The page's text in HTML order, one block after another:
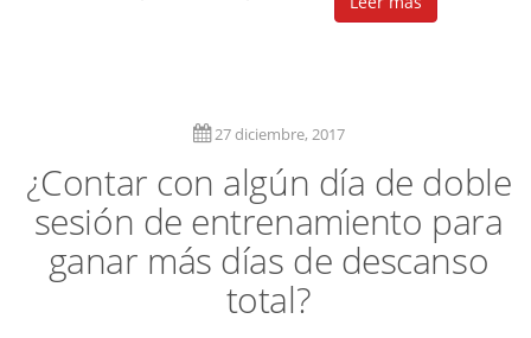
27 diciembre, 2017
¿Contar con algún día de doble
sesión de entrenamiento para
ganar más días de descanso
total?